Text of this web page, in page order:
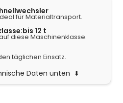
für Materialtransport.
bis 12 t
diese Maschinenklasse.
täglichen Einsatz.
Daten unten